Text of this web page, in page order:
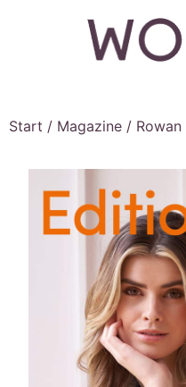
Start / Magazine / Rowan